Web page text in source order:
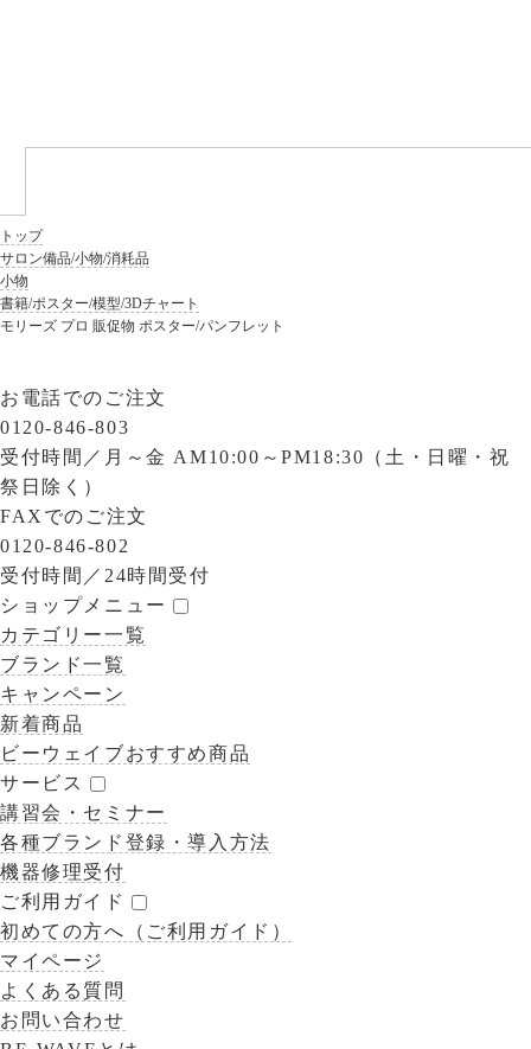
トップ
サロン備品/小物/消耗品
小物
書籍/ポスター/模型/3Dチャート
モリーズ プロ 販促物 ポスター/パンフレット
お電話でのご注文
0120-846-803
受付時間／ 月～金 AM10:00～PM18:30（土・日曜・祝
祭日除く）
FAXでのご注文
0120-846-802
受付時間／ 24時間受付
ショップメニュー
カテゴリー一覧
ブランド一覧
キャンペーン
新着商品
ビーウェイブおすすめ商品
サービス
講習会・セミナー
各種ブランド登録・導入方法
機器修理受付
ご利用ガイド
初めての方へ（ご利用ガイド）
マイページ
よくある質問
お問い合わせ